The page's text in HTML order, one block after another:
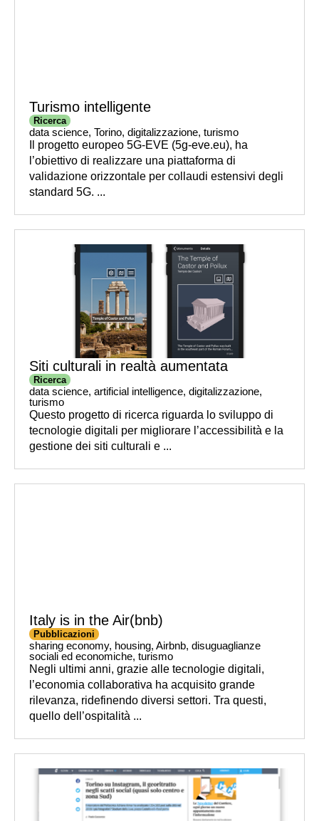
Turismo intelligente
Ricerca
data science, Torino, digitalizzazione, turismo
Il progetto europeo 5G-EVE (5g-eve.eu), ha
l’obiettivo di realizzare una piattaforma di
validazione orizzontale per collaudi estensivi degli
standard 5G. ...
Siti culturali in realtà aumentata
Ricerca
data science, artificial intelligence, digitalizzazione,
turismo
Questo progetto di ricerca riguarda lo sviluppo di
tecnologie digitali per migliorare l’accessibilità e la
gestione dei siti culturali e ...
Italy is in the Air(bnb)
Pubblicazioni
sharing economy, housing, Airbnb, disuguaglianze
sociali ed economiche, turismo
Negli ultimi anni, grazie alle tecnologie digitali,
l’economia collaborativa ha acquisito grande
rilevanza, ridefinendo diversi settori. Tra questi,
quello dell’ospitalità ...